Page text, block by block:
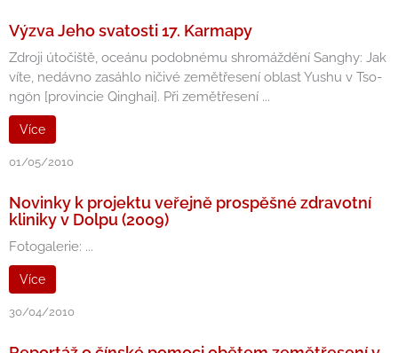
Výzva Jeho svatosti 17. Karmapy
Zdroji útočiště, oceánu podobnému shromáždění Sanghy: Jak
víte, nedávno zasáhlo ničivé zemětřesení oblast Yushu v Tso-
ngön [provincie Qinghai]. Při zemětřesení ...
Více
01/05/2010
Novinky k projektu veřejně prospěšné zdravotní
kliniky v Dolpu (2009)
Fotogalerie: ...
Více
30/04/2010